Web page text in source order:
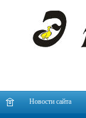
Новости сайта